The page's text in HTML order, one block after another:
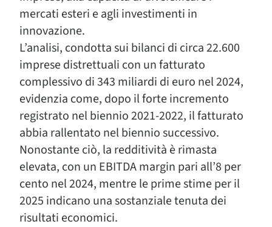
mercati esteri e agli investimenti in
innovazione.
L’analisi, condotta sui bilanci di circa 22.600
imprese distrettuali con un fatturato
complessivo di 343 miliardi di euro nel 2024,
evidenzia come, dopo il forte incremento
registrato nel biennio 2021-2022, il fatturato
abbia rallentato nel biennio successivo.
Nonostante ciò, la redditività è rimasta
elevata, con un EBITDA margin pari all’8 per
cento nel 2024, mentre le prime stime per il
2025 indicano una sostanziale tenuta dei
risultati economici.